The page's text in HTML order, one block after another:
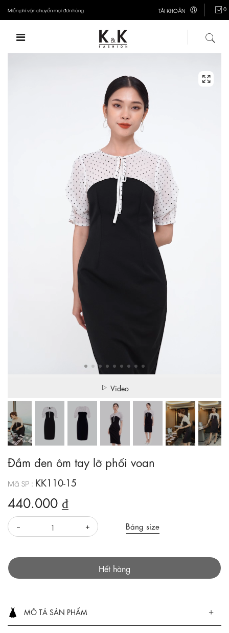
Miễn phí vận chuyển mọi đơn hàng TÀI KHOẢN 0
Video
Đầm đen ôm tay lỡ phối voan
Mã SP : KK110-15
440.000 ₫
Bảng size
Hết hàng
MÔ TẢ SẢN PHẨM